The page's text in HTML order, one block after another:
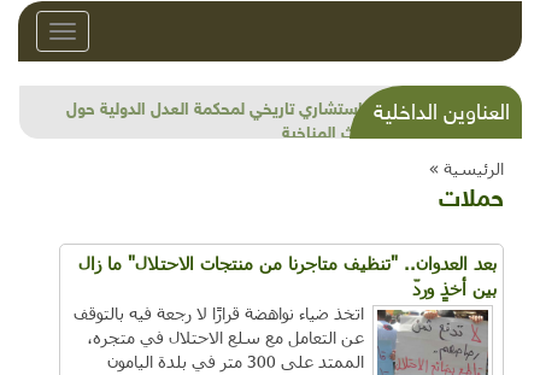
Toggle
العناوين الداخليةشذرات بيئية وتنموية...بنية تحتية وحلويات قبيحة
وحاكورة ونوبل وزيتون و"سيباط"
الرئيسية »
حملات
بعد العدوان.. "تنظيف متاجرنا من منتجات الاحتلال" ما زال
بين أخذٍ وردّ
اتخذ ضياء نواهضة قرارًا لا رجعة فيه بالتوقف
عن التعامل مع سلع الاحتلال في متجره،
الممتد على 300 متر في بلدة اليامون